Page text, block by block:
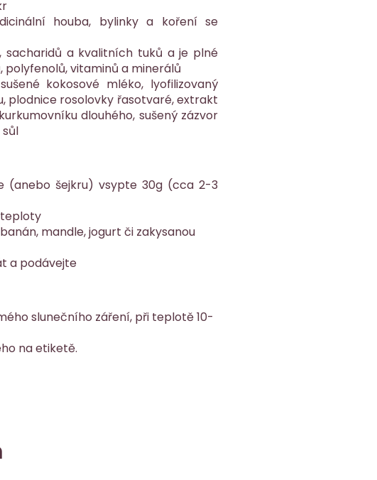
houba, bylinky a koření se
sacharidů a kvalitních tuků a je plné
vitaminů a minerálů
kokosové mléko, lyofilizovaný
plodnice rosolovky řasotvaré, extrakt
dlouhého, sušený zázvor
(anebo šejkru) vsypte 30g (cca 2-3
teploty
mandle, jogurt či zakysanou
a podávejte
slunečního záření, při teplotě 10-
na etiketě.